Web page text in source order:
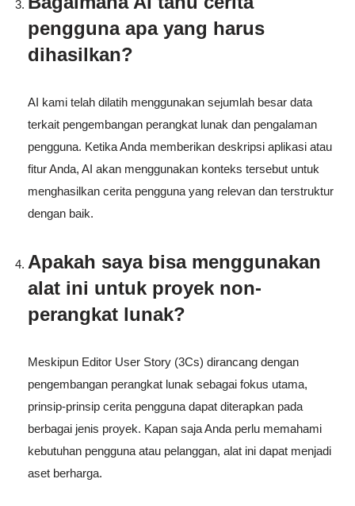
pengguna apa yang harus
dihasilkan?
AI kami telah dilatih menggunakan sejumlah besar data
terkait pengembangan perangkat lunak dan pengalaman
pengguna. Ketika Anda memberikan deskripsi aplikasi atau
fitur Anda, AI akan menggunakan konteks tersebut untuk
menghasilkan cerita pengguna yang relevan dan terstruktur
dengan baik.
Apakah saya bisa menggunakan
alat ini untuk proyek non-
perangkat lunak?
Meskipun Editor User Story (3Cs) dirancang dengan
pengembangan perangkat lunak sebagai fokus utama,
prinsip-prinsip cerita pengguna dapat diterapkan pada
berbagai jenis proyek. Kapan saja Anda perlu memahami
kebutuhan pengguna atau pelanggan, alat ini dapat menjadi
aset berharga.